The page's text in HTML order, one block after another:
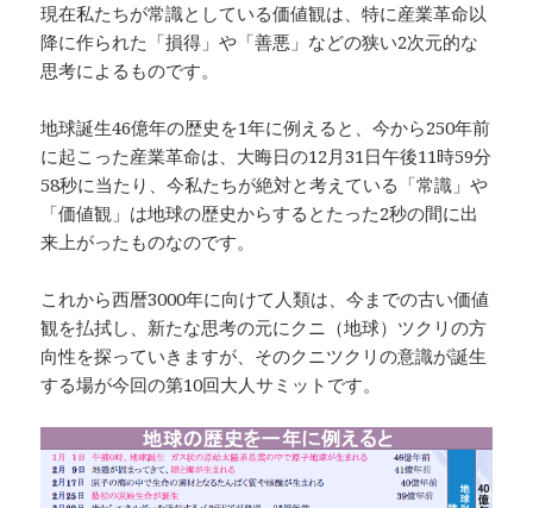
現在私たちが常識としている価値観は、特に産業革命以
降に作られた「損得」や「善悪」などの狭い2次元的な
思考によるものです。
地球誕生46億年の歴史を1年に例えると、今から250年前
に起こった産業革命は、大晦日の12月31日午後11時59分
58秒に当たり、今私たちが絶対と考えている「常識」や
「価値観」は地球の歴史からするとたった2秒の間に出
来上がったものなのです。
これから西暦3000年に向けて人類は、今までの古い価値
観を払拭し、新たな思考の元にクニ（地球）ツクリの方
向性を探っていきますが、そのクニツクリの意識が誕生
する場が今回の第10回大人サミットです。